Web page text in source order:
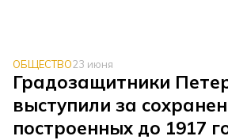
ОБЩЕСТВО23 июня
Градозащитники
выступили за
построенных до 1917